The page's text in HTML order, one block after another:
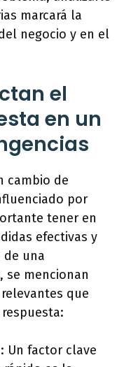
marcará la
negocio y en el
el
en un
cambio de
por
tener en
efectivas y
una
se mencionan
que
Un factor clave